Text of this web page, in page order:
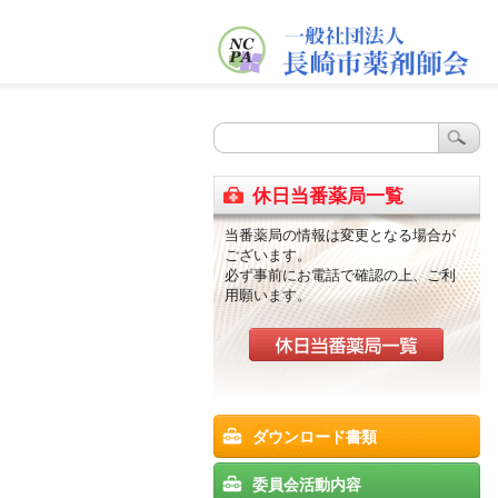
休日当番薬局一覧
当番薬局の情報は変更となる場合が
ございます。
必ず事前にお電話で確認の上、ご利
用願います。
ダウンロード書類
委員会活動内容